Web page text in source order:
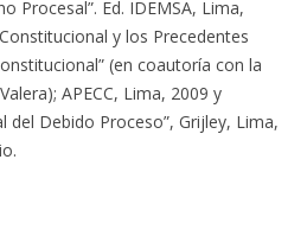
Procesal”. Ed. IDEMSA, Lima,
y los Precedentes
(en coautoría con la
APECC, Lima, 2009 y
del Debido Proceso”, Grijley, Lima,